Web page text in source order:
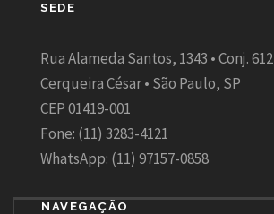
SEDE
Rua Alameda Santos, 1343 • Conj. 612
Cerqueira César • São Paulo, SP
CEP 01419-001
Fone: (11) 3283-4121
WhatsApp: (11) 97157-0858
NAVEGAÇÃO